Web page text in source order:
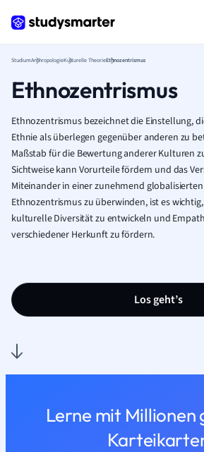
StudiumAnthropologieKulturelle TheorieEthnozentrismus
Ethnozentrismus
Ethnozentrismus bezeichnet die Einstellung,
Ethnie als überlegen gegenüber anderen zu
Maßstab für die Bewertung anderer Kulturen
Sichtweise kann Vorurteile fördern und das
Miteinander in einer zunehmend
Ethnozentrismus zu überwinden, ist es
kulturelle Diversität zu entwickeln und
verschiedener Herkunft zu fördern.
Los geht’s
Lerne mit Millionen